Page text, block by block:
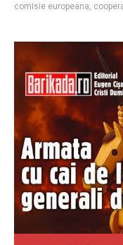
comisie europeana,